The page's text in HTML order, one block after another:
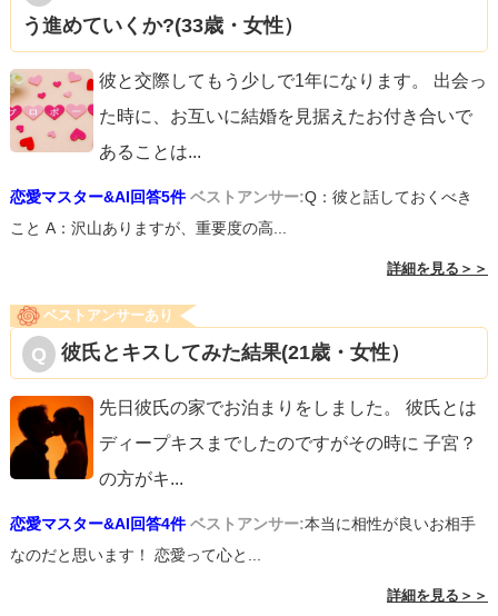
う進めていくか?(33歳・女性）
彼と交際してもう少しで1年になります。 出会っ
た時に、お互いに結婚を見据えたお付き合いで
あることは...
恋愛マスター&AI回答5件 ベストアンサー:Q：彼と話しておくべき
こと A：沢山ありますが、重要度の高...
詳細を見る＞＞
ベストアンサーあり
彼氏とキスしてみた結果(21歳・女性）
先日彼氏の家でお泊まりをしました。 彼氏とは
ディープキスまでしたのですがその時に 子宮？
の方がキ...
恋愛マスター&AI回答4件 ベストアンサー:本当に相性が良いお相手
なのだと思います！ 恋愛って心と...
詳細を見る＞＞